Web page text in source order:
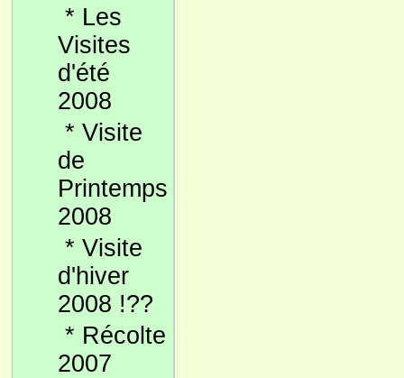
* Les
Visites
d'été
2008
* Visite
de
Printemps
2008
* Visite
d'hiver
2008 !??
* Récolte
2007